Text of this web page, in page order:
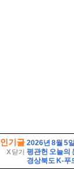
인기글
X 닫기
2026년 8월 5
평관헌 오늘의